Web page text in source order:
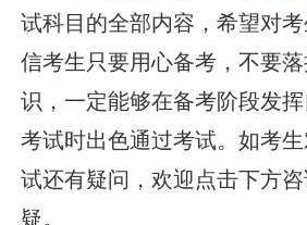
试科目的全部内容，希望对
信考生只要用心备考，不要
识，一定能够在备考阶段发
考试时出色通过考试。如考
试还有疑问，欢迎点击下方
疑。